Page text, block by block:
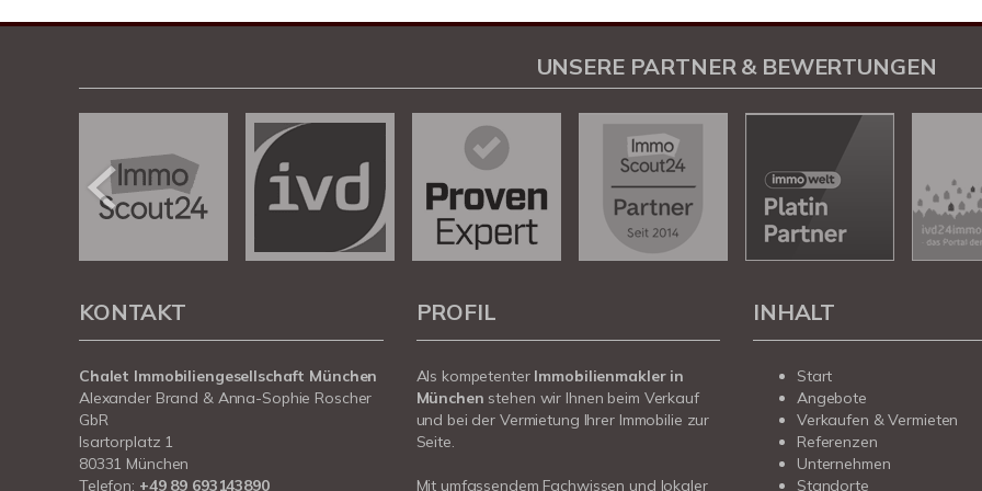
UNSERE PARTNER & BEWERTUNGEN
KONTAKT
Chalet Immobiliengesellschaft München
Alexander Brand & Anna-Sophie Roscher
GbR
Isartorplatz 1
80331 München
Telefon: +49 89 693143890
PROFIL
Als kompetenter Immobilienmakler in
München stehen wir Ihnen beim Verkauf
und bei der Vermietung Ihrer Immobilie zur
Seite.
Mit umfassendem Fachwissen und lokaler
INHALT
Start
Angebote
Verkaufen & Vermieten
Referenzen
Unternehmen
Standorte